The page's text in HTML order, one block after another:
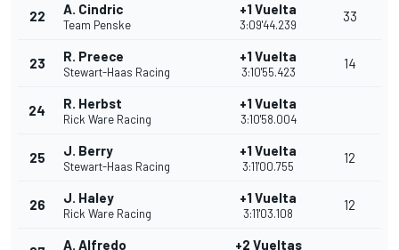
22 A. Cindric
Team Penske
+1 Vuelta
3:09'44.239
33
23 R. Preece
Stewart-Haas Racing
+1 Vuelta
3:10'55.423
14
24 R. Herbst
Rick Ware Racing
+1 Vuelta
3:10'58.004
25 J. Berry
Stewart-Haas Racing
+1 Vuelta
3:11'00.755
12
26 J. Haley
Rick Ware Racing
+1 Vuelta
3:11'03.108
12
A. Alfredo +2 Vueltas